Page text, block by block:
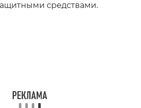
средствами.